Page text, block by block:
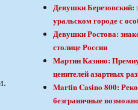
Девушки Березовский:
уральском городе с
Девушки Ростова:
столице России
Мартин Казино:
ценителей азартных
Martin Casino 800:
безграничные